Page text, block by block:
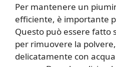
Per mantenere un
efficiente, è importante
Questo può essere fatto
per rimuovere la
delicatamente con